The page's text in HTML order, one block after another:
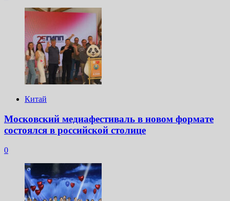
Китай
Московский медиафестиваль в новом формате
состоялся в российской столице
0